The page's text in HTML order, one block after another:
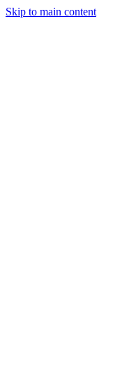
Skip to main content